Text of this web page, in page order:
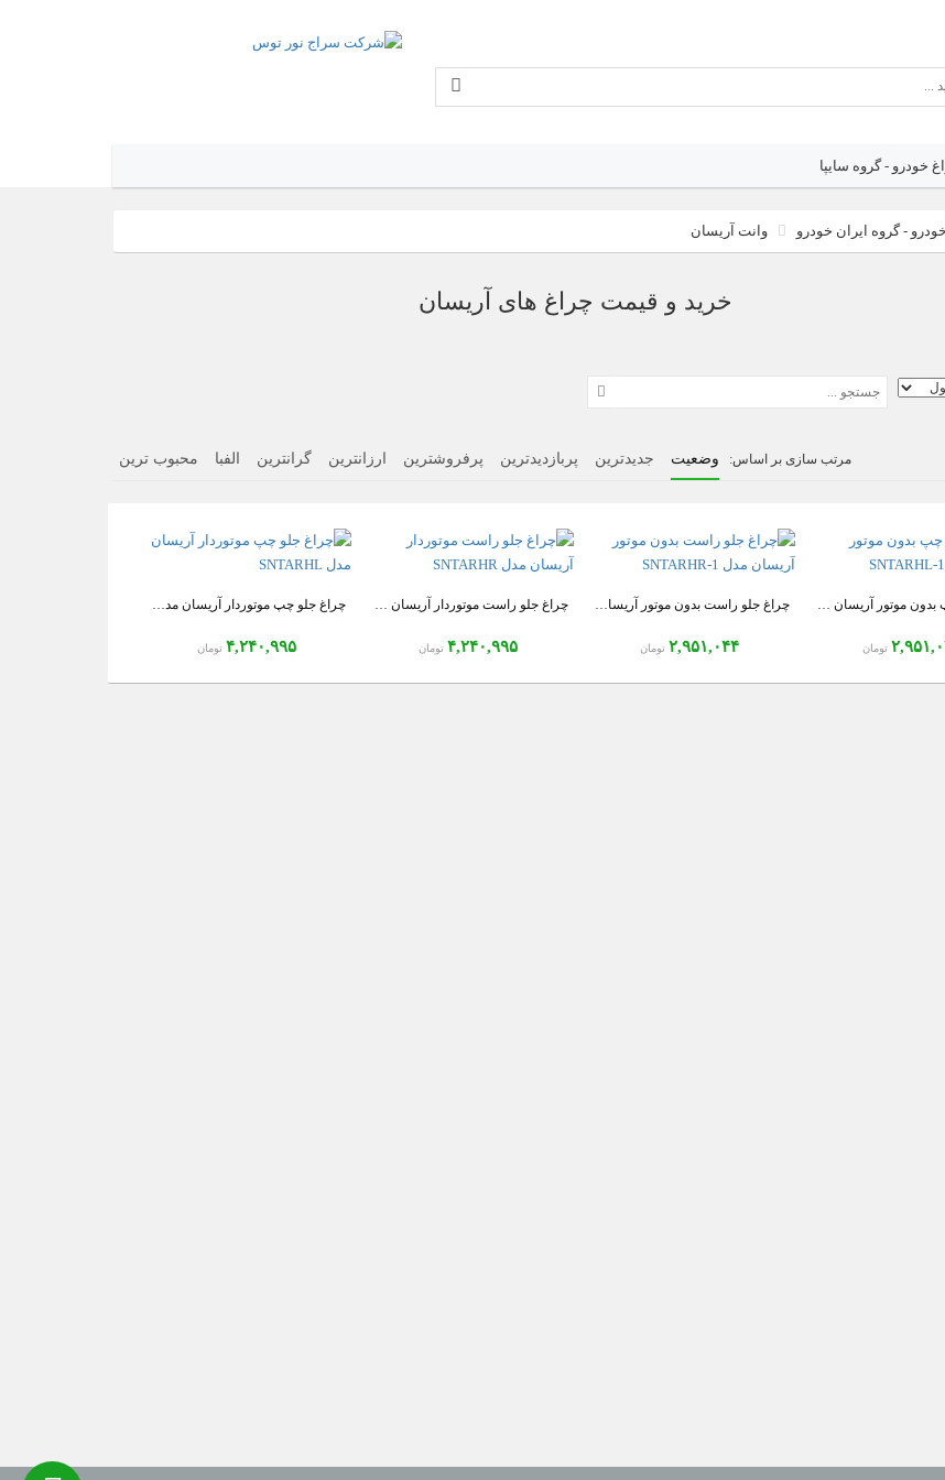
خودرو - گروه سایپا
- گروه ایران خودرو وانت آریسان
خرید و قیمت چراغ های آریسان
وضعیت جدیدترین پربازدیدترین پرفروشترین ارزانترین گرانترین الفبا محبوب ترین
چراغ جلو چپ بدون موتور آریسان مدل1-SNTARHL
تومان
چراغ جلو راست بدون موتور آریسان مدل 1-SNTARHR
۲,۹۵۱,۰۴۴ تومان
چراغ جلو راست موتوردار آریسان مدل SNTARHR
۴,۲۴۰,۹۹۵ تومان
چراغ جلو چپ موتوردار آریسان مدل SNTARHL
۴,۲۴۰,۹۹۵ تومان